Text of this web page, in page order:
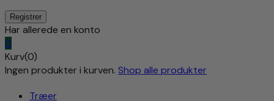
Har allerede en konto
0
Kurv(0)
Ingen produkter i kurven. Shop alle produkter
Træer